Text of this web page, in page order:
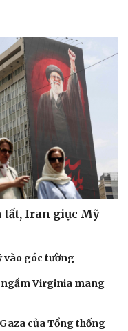
tất, Iran giục Mỹ
vào góc tường
ngầm Virginia mang
của Tổng thống